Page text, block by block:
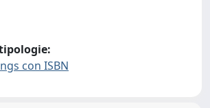
con ISBN